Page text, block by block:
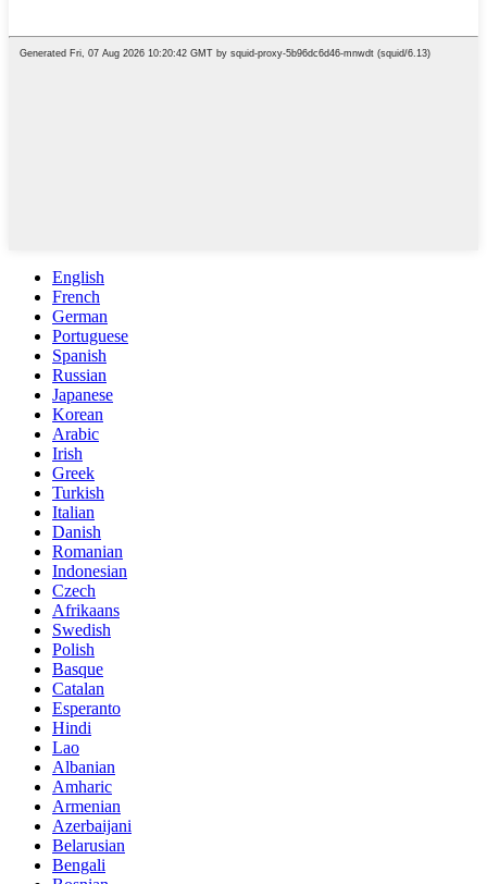
English
French
German
Portuguese
Spanish
Russian
Japanese
Korean
Arabic
Irish
Greek
Turkish
Italian
Danish
Romanian
Indonesian
Czech
Afrikaans
Swedish
Polish
Basque
Catalan
Esperanto
Hindi
Lao
Albanian
Amharic
Armenian
Azerbaijani
Belarusian
Bengali